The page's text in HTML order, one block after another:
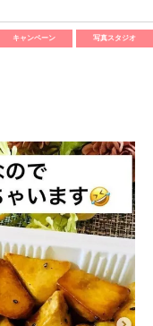
キャンペーン 写真スタジオ